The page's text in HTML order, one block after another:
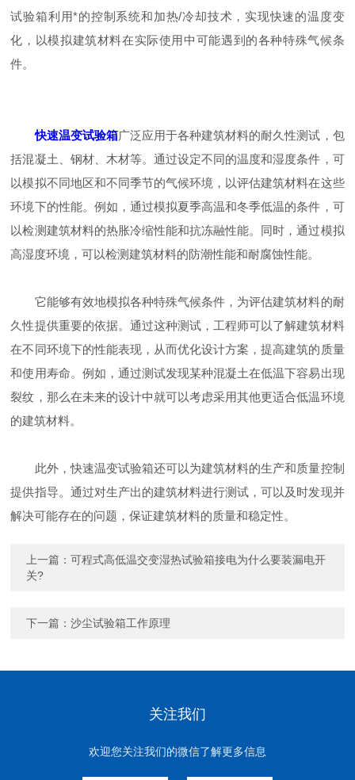
试验箱利用*的控制系统和加热/冷却技术，实现快速的温度变
化，以模拟建筑材料在实际使用中可能遇到的各种特殊气候条
件。
快速温变试验箱广泛应用于各种建筑材料的耐久性测试，包
括混凝土、钢材、木材等。通过设定不同的温度和湿度条件，可
以模拟不同地区和不同季节的气候环境，以评估建筑材料在这些
环境下的性能。例如，通过模拟夏季高温和冬季低温的条件，可
以检测建筑材料的热胀冷缩性能和抗冻融性能。同时，通过模拟
高湿度环境，可以检测建筑材料的防潮性能和耐腐蚀性能。
它能够有效地模拟各种特殊气候条件，为评估建筑材料的耐
久性提供重要的依据。通过这种测试，工程师可以了解建筑材料
在不同环境下的性能表现，从而优化设计方案，提高建筑的质量
和使用寿命。例如，通过测试发现某种混凝土在低温下容易出现
裂纹，那么在未来的设计中就可以考虑采用其他更适合低温环境
的建筑材料。
此外，快速温变试验箱还可以为建筑材料的生产和质量控制
提供指导。通过对生产出的建筑材料进行测试，可以及时发现并
解决可能存在的问题，保证建筑材料的质量和稳定性。
上一篇：可程式高低温交变湿热试验箱接电为什么要装漏电开
关?
下一篇：沙尘试验箱工作原理
关注我们
欢迎您关注我们的微信了解更多信息